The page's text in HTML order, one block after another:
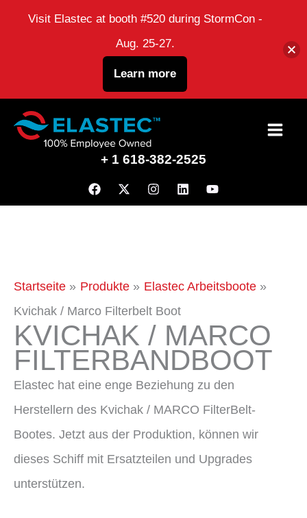
Zum
Inhalt
+ 1 618-382-2525
Startseite Produkte
Elastec Arbeitsboote
Kvichak / Marco Filterbelt Boot
KVICHAK / MARCO
FILTERBANDBOOT
Elastec hat eine enge Beziehung zu den
Herstellern des Kvichak / MARCO FilterBelt-
Bootes. Jetzt aus der Produktion, können wir
dieses Schiff mit Ersatzteilen und Upgrades
unterstützen.
Visit Elastec at booth #520 during StormCon -
Aug. 25-27.
Learn more